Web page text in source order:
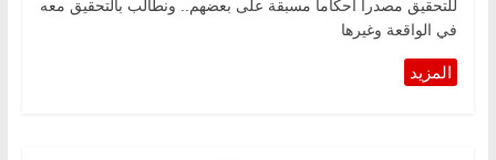
للتحقيق مصدراً أحكاماً مسبقة على بعضهم.. ونطالب بالتحقيق معه
في الواقعة وغيرها